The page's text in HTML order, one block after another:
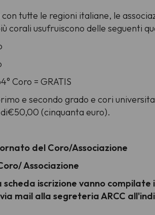
tutte le regioni italiane, le
corali usufruiscono delle seguenti
Coro = GRATIS
e secondo grado e cori
(cinquanta euro).
del Coro/Associazione
Associazione
scheda iscrizione vanno compilate
mail alla segreteria ARCC